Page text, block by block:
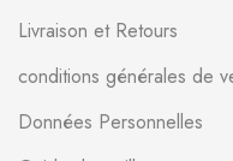
Livraison et Retours
conditions générales de
Données Personnelles